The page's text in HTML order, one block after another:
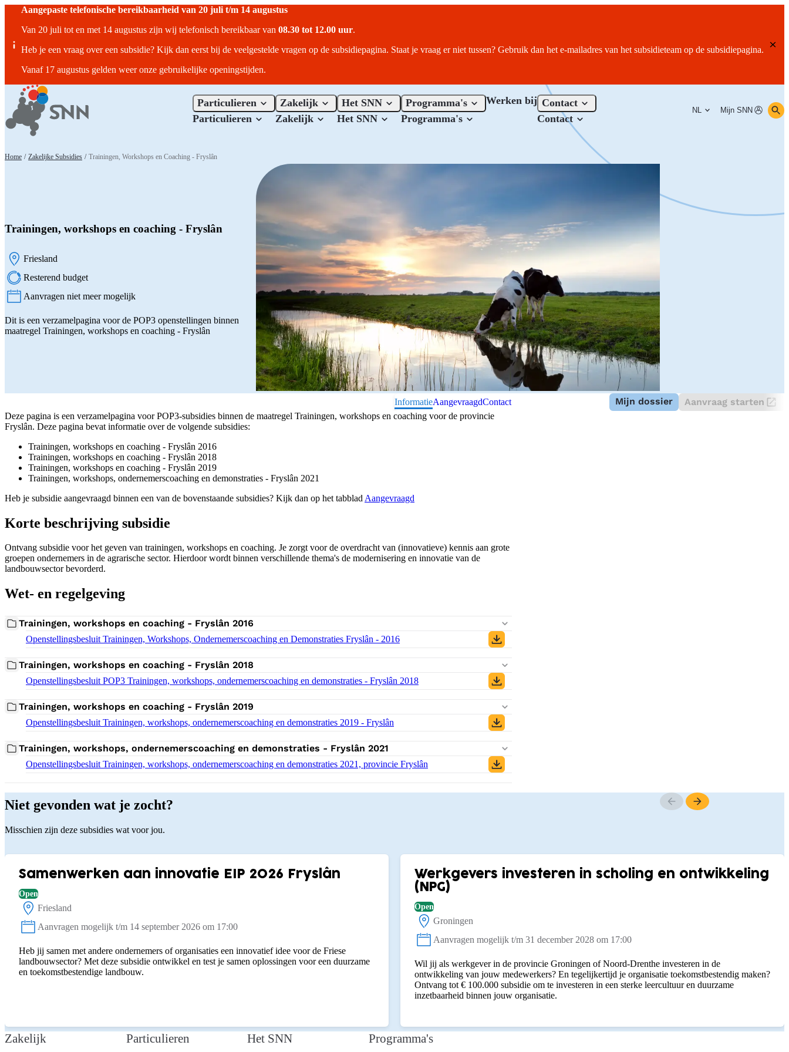
Aangepaste telefonische bereikbaarheid van 20 juli t/m 14 augustus
Van 20 juli tot en met 14 augustus zijn wij telefonisch bereikbaar van 08.30 tot 12.00 uur.
Heb je een vraag over een subsidie? Kijk dan eerst bij de veelgestelde vragen op de subsidiepagina. Staat je vraag er niet tussen? Gebruik dan het e-mailadres van het subsidieteam op de subsidiepagina.
Vanaf 17 augustus gelden weer onze gebruikelijke openingstijden.
Particulieren
Particulieren
Zakelijk
Zakelijk
Het SNN
Het SNN
Programma's
Programma's
Werken bij Contact
Contact
NL Mijn SNN
Home / Zakelijke Subsidies / Trainingen, Workshops en Coaching - Fryslân
Trainingen, workshops en coaching - Fryslân
Locatie:
Friesland
Resterend budget
Status:
Aanvragen niet meer mogelijk
Dit is een verzamelpagina voor de POP3 openstellingen binnen
maatregel Trainingen, workshops en coaching - Fryslân
InformatieAangevraagdContact Mijn dossier Aanvraag starten
Deze pagina is een verzamelpagina voor POP3-subsidies binnen de maatregel Trainingen, workshops en coaching voor de provincie
Fryslân. Deze pagina bevat informatie over de volgende subsidies:
Trainingen, workshops en coaching - Fryslân 2016
Trainingen, workshops en coaching - Fryslân 2018
Trainingen, workshops en coaching - Fryslân 2019
Trainingen, workshops, ondernemerscoaching en demonstraties - Fryslân 2021
Heb je subsidie aangevraagd binnen een van de bovenstaande subsidies? Kijk dan op het tabblad Aangevraagd
Korte beschrijving subsidie
Ontvang subsidie voor het geven van trainingen, workshops en coaching. Je zorgt voor de overdracht van (innovatieve) kennis aan grote
groepen ondernemers in de agrarische sector. Hierdoor wordt binnen verschillende thema's de modernisering en innovatie van de
landbouwsector bevorderd.
Wet- en regelgeving
Trainingen, workshops en coaching - Fryslân 2016
Download bestand:
Openstellingsbesluit Trainingen, Workshops, Ondernemerscoaching en Demonstraties Fryslân - 2016
Trainingen, workshops en coaching - Fryslân 2018
Download bestand:
Openstellingsbesluit POP3 Trainingen, workshops, ondernemerscoaching en demonstraties - Fryslân 2018
Trainingen, workshops en coaching - Fryslân 2019
Download bestand:
Openstellingsbesluit Trainingen, workshops, ondernemerscoaching en demonstraties 2019 - Fryslân
Trainingen, workshops, ondernemerscoaching en demonstraties - Fryslân 2021
Download bestand:
Openstellingsbesluit Trainingen, workshops, ondernemerscoaching en demonstraties 2021, provincie Fryslân
Niet gevonden wat je zocht?
Misschien zijn deze subsidies wat voor jou.
Samenwerken aan innovatie EIP 2026 Fryslân
Open
Locatie:
Friesland
Status:
Aanvragen mogelijk t/m 14 september 2026 om 17:00
Heb jij samen met andere ondernemers of organisaties een innovatief idee voor de Friese
landbouwsector? Met deze subsidie ontwikkel en test je samen oplossingen voor een duurzame
en toekomstbestendige landbouw.
Werkgevers investeren in scholing en ontwikkeling
(NPG)
Open
Locatie:
Groningen
Status:
Aanvragen mogelijk t/m 31 december 2028 om 17:00
Wil jij als werkgever in de provincie Groningen of Noord-Drenthe investeren in de
ontwikkeling van jouw medewerkers? En tegelijkertijd je organisatie toekomstbestendig maken?
Ontvang tot € 100.000 subsidie om te investeren in een sterke leercultuur en duurzame
inzetbaarheid binnen jouw organisatie.
Zakelijk Particulieren Het SNN Programma's